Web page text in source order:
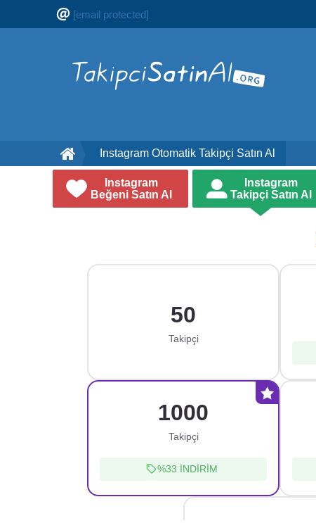
[email protected]
Instagram Otomatik Takipçi Satın Al
Instagram
Beğeni Satın Al
Instagram
Takipçi Satın Al
50
Takipçi
1000
Takipçi
%33 İNDİRİM